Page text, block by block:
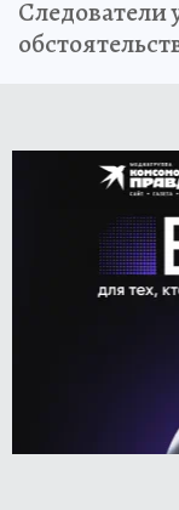
Следователи